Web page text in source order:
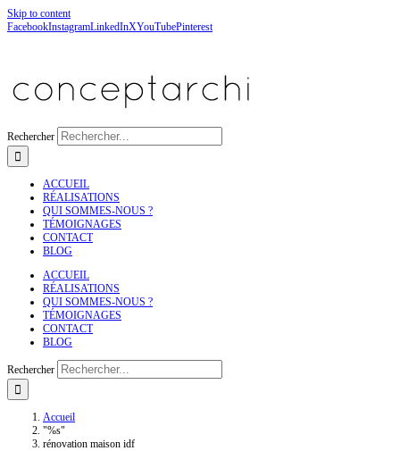
Skip to content
FacebookInstagramLinkedInXYouTubePinterest
Rechercher
ACCUEIL
RÉALISATIONS
QUI SOMMES-NOUS ?
TÉMOIGNAGES
CONTACT
BLOG
ACCUEIL
RÉALISATIONS
QUI SOMMES-NOUS ?
TÉMOIGNAGES
CONTACT
BLOG
Rechercher
Accueil
"%s"
rénovation maison idf